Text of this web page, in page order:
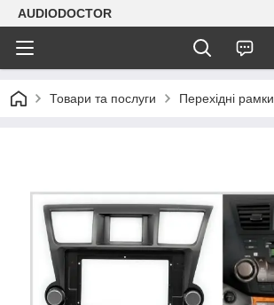
AUDIODOCTOR
Товари та послуги Перехідні рамки